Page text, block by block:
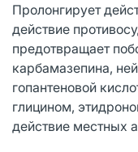
Пролонгирует
действие
предотвращает
карбамазепина,
гопантеновой
глицином,
действие местных